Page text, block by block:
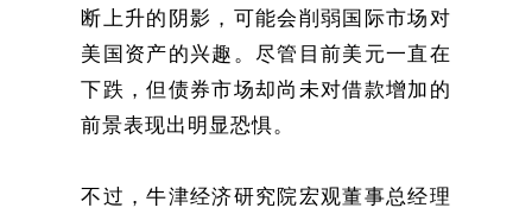
断上升的阴影，可能会削弱国际市场对
美国资产的兴趣。尽管目前美元一直在
下跌，但债券市场却尚未对借款增加的
前景表现出明显恐惧。
不过，牛津经济研究院宏观董事总经理